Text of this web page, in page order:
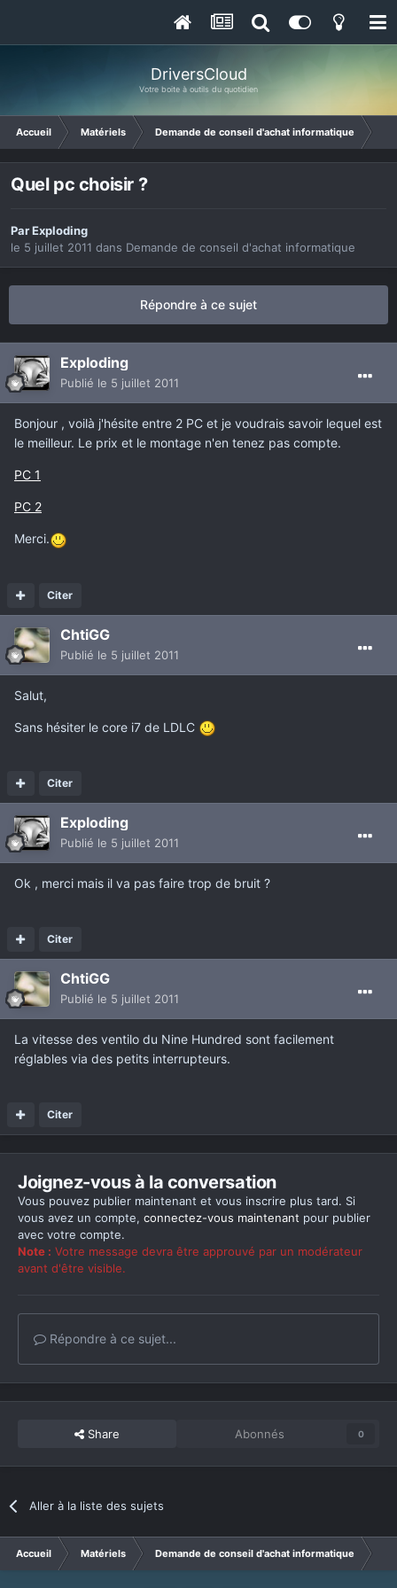
DriversCloud
Votre boite à outils du quotidien
Accueil Matériels Demande de conseil d'achat informatique
Quel pc choisir ?
ParExploding
le 5 juillet 2011 dans Demande de conseil d'achat informatique
Répondre à ce sujet
Exploding
Publié le 5 juillet 2011
Bonjour , voilà j'hésite entre 2 PC et je voudrais savoir lequel est
le meilleur. Le prix et le montage n'en tenez pas compte.
PC 1
PC 2
Merci.
Citer
ChtiGG
Publié le 5 juillet 2011
Salut,
Sans hésiter le core i7 de LDLC
Citer
Exploding
Publié le 5 juillet 2011
Ok , merci mais il va pas faire trop de bruit ?
Citer
ChtiGG
Publié le 5 juillet 2011
La vitesse des ventilo du Nine Hundred sont facilement
réglables via des petits interrupteurs.
Citer
Joignez-vous à la conversation
Vous pouvez publier maintenant et vous inscrire plus tard. Si
vous avez un compte, connectez-vous maintenant pour publier
avec votre compte.
Note : Votre message devra être approuvé par un modérateur
avant d'être visible.
Répondre à ce sujet...
Share Abonnés 0
Aller à la liste des sujets
Accueil Matériels Demande de conseil d'achat informatique